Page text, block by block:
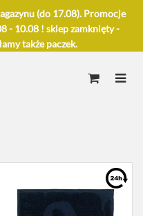
(do 17.08). Promocje
- 10.08 ! sklep zamknięty -
także paczek.